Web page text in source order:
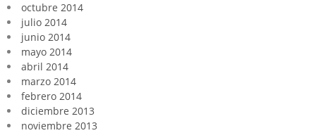
octubre 2014
julio 2014
junio 2014
mayo 2014
abril 2014
marzo 2014
febrero 2014
diciembre 2013
noviembre 2013